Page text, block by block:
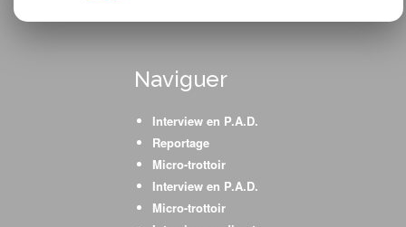
Naviguer
Interview en P.A.D.
Reportage
Micro-trottoir
Interview en P.A.D.
Micro-trottoir